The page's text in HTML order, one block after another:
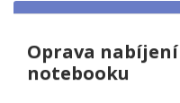
Oprava
notebooku